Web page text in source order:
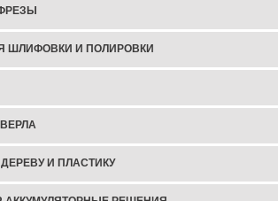
ШЛИФОВКИ И ПОЛИРОВКИ
И ПЛАСТИКУ